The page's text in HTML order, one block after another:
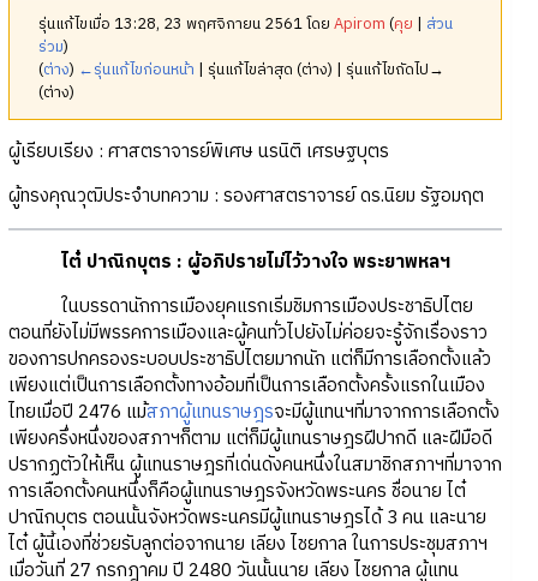
รุ่นแก้ไขเมื่อ 13:28, 23 พฤศจิกายน 2561 โดยApirom (คุย | ส่วน
ร่วม)
(ต่าง) ←รุ่นแก้ไขก่อนหน้า | รุ่นแก้ไขล่าสุด (ต่าง) | รุ่นแก้ไขถัดไป→
(ต่าง)
ผู้เรียบเรียง : ศาสตราจารย์พิเศษ นรนิติ เศรษฐบุตร
ผู้ทรงคุณวุฒิประจำบทความ : รองศาสตราจารย์ ดร.นิยม รัฐอมฤต
ไต๋ ปาณิกบุตร : ผู้อภิปรายไม่ไว้วางใจ พระยาพหลฯ
ในบรรดานักการเมืองยุคแรกเริ่มชิมการเมืองประชาธิปไตย
ตอนที่ยังไม่มีพรรคการเมืองและผู้คนทั่วไปยังไม่ค่อยจะรู้จักเรื่องราว
ของการปกครองระบอบประชาธิปไตยมากนัก แต่ก็มีการเลือกตั้งแล้ว
เพียงแต่เป็นการเลือกตั้งทางอ้อมที่เป็นการเลือกตั้งครั้งแรกในเมือง
ไทยเมื่อปี 2476 แม้สภาผู้แทนราษฎรจะมีผู้แทนฯที่มาจากการเลือกตั้ง
เพียงครึ่งหนึ่งของสภาฯก็ตาม แต่ก็มีผู้แทนราษฎรฝีปากดี และฝีมือดี
ปรากฏตัวให้เห็น ผู้แทนราษฎรที่เด่นดังคนหนึ่งในสมาชิกสภาฯที่มาจาก
การเลือกตั้งคนหนึ่งก็คือผู้แทนราษฎรจังหวัดพระนคร ชื่อนาย ไต๋
ปาณิกบุตร ตอนนั้นจังหวัดพระนครมีผู้แทนราษฎรได้ 3 คน และนาย
ไต๋ ผู้นี้เองที่ช่วยรับลูกต่อจากนาย เลียง ไชยกาล ในการประชุมสภาฯ
เมื่อวันที่ 27 กรกฎาคม ปี 2480 วันนั้นนาย เลียง ไชยกาล ผู้แทน